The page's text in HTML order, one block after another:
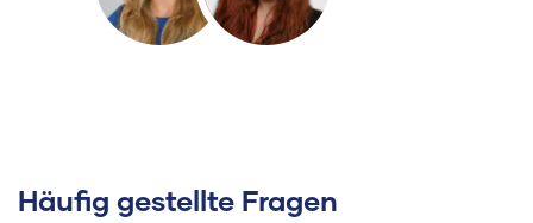
Häufig gestellte Fragen